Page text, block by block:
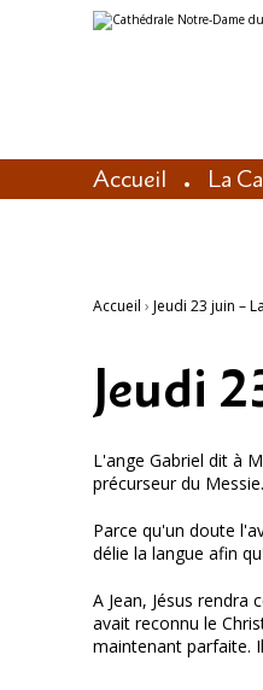
Aller
au
Outils
personnels
Accueil La
Accueil › Jeudi 23 juin –
Jeudi
L'ange Gabriel dit à
précurseur du Messie.
Parce qu'un doute
délie la langue afin
A Jean, Jésus
avait reconnu le
maintenant parfaite.